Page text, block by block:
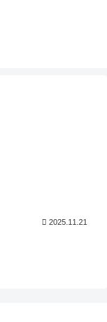
2025.11.21